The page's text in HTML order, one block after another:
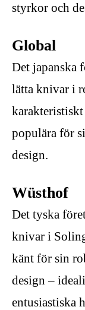
styrkor och
Global
Det japanska
lätta knivar i
populära för
design.
Wüsthof
Det tyska
knivar i
känt för sin
design –
entusiastiska